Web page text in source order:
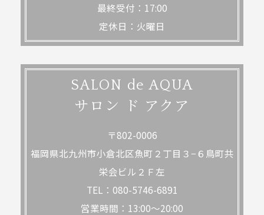
最終受付：17:00
定休日：火曜日
SALON de AQUA
サロン ド アクア
〒802-0006
福岡県北九州市小倉北区魚町２丁目３−６鳥町共
栄会ビル２Ｆ左
TEL：080-5746-6891
営業時間：13:00～20:00